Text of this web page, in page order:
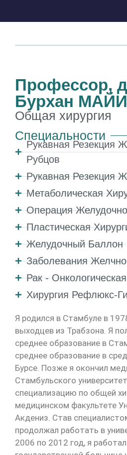
Профессор,
Бурхан
Общая хирургия
Специальности
Рукавная Резекция
Рубцов
Рукавная Резекция
Метаболическая
Операция
Пластическая
Желудочный Баллон
Заболевания
Рак -
Хирургия Рефлюкс-
Я родился в Стамбуле в
выходцев из Трабзона. Я
среднее образование в
среднее образование в
Бурсе. Позже я окончил
Стамбульского
специализацию по общей
медицинском факультете
Акдениз. Став
продолжал работать в
2006 по 2012 год, я